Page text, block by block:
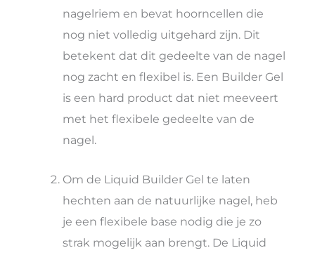
nagelriem en bevat hoorncellen die
nog niet volledig uitgehard zijn. Dit
betekent dat dit gedeelte van de nagel
nog zacht en flexibel is. Een Builder Gel
is een hard product dat niet meeveert
met het flexibele gedeelte van de
nagel.
Om de Liquid Builder Gel te laten
hechten aan de natuurlijke nagel, heb
je een flexibele base nodig die je zo
strak mogelijk aan brengt. De Liquid